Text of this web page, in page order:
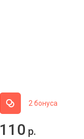
2 бонуса
110 р.